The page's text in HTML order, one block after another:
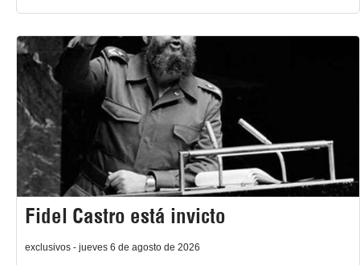
Fidel Castro está invicto
exclusivos - jueves 6 de agosto de 2026